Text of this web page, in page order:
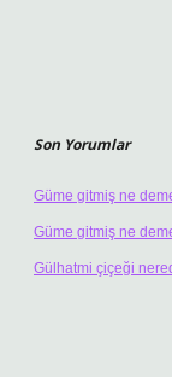
Son Yorumlar
Güme gitmiş ne
Güme gitmiş ne
Gülhatmi çiçeği